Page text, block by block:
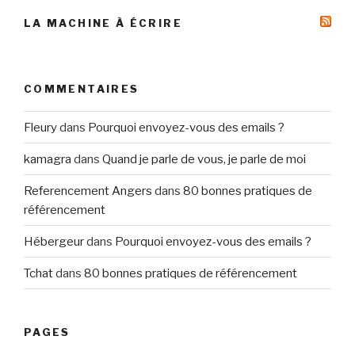
LA MACHINE À ÉCRIRE
COMMENTAIRES
Fleurydans Pourquoi envoyez-vous des emails ?
kamagra dans Quand je parle de vous, je parle de moi
Referencement Angers dans 80 bonnes pratiques de
référencement
Hébergeurdans Pourquoi envoyez-vous des emails ?
Tchatdans 80 bonnes pratiques de référencement
PAGES